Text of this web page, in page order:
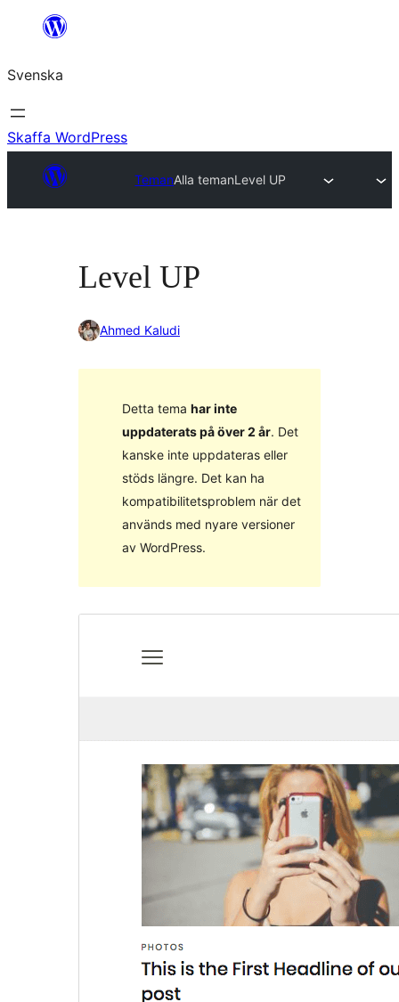
Hoppa
innehåll
Svenska
Skaffa WordPress
TemanAlla temanLevel UP
Level UP
Ahmed Kaludi
Detta tema har inte
uppdaterats på över 2 år. Det
kanske inte uppdateras eller
stöds längre. Det kan ha
kompatibilitetsproblem när det
används med nyare versioner
av WordPress.